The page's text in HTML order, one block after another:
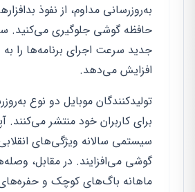
به‌روزرسانی مداوم، از نفوذ
حافظه گوشی جلوگیری می‌کنید.
جدید سرعت اجرای برنامه‌ها را
افزایش می‌دهد.
تولیدکنندگان موبایل دو نوع
برای کاربران خود منتشر
سیستمی سالانه ویژگی‌های
گوشی می‌افزایند. در مقابل،
ماهانه باگ‌های کوچک و حفره‌های